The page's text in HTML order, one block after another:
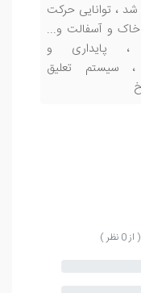
، توانایی حرکت
و آسفالت و...
سایز 1:12 ، پایداری و
، سیستم تعلیق
( از 0 نظر )